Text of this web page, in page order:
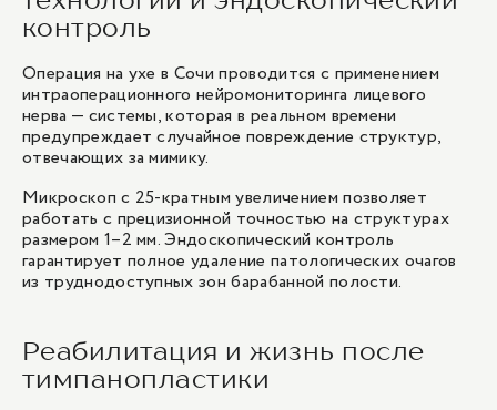
контроль
Операция на ухе в Сочи проводится с применением
интраоперационного нейромониторинга лицевого
нерва — системы, которая в реальном времени
предупреждает случайное повреждение структур,
отвечающих за мимику.
Микроскоп с 25-кратным увеличением позволяет
работать с прецизионной точностью на структурах
размером 1–2 мм. Эндоскопический контроль
гарантирует полное удаление патологических очагов
из труднодоступных зон барабанной полости.
Реабилитация и жизнь после
тимпанопластики